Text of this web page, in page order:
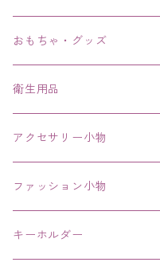
ブレスレット、バングル、
ネックレス、チョーカー
その他
おもちゃ・グッズ
衛生用品
アクセサリー小物
エコバッグ コンビニ
ファッション小物
キーホルダー